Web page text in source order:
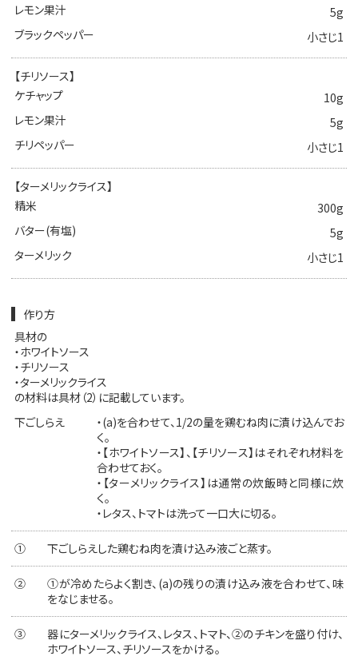
レモン果汁
5g
ブラックペッパー
小さじ1
【チリソース】
ケチャップ
10g
レモン果汁
5g
チリペッパー
小さじ1
【ターメリックライス】
精米
300g
バター(有塩)
5g
ターメリック
小さじ1
作り方
具材の
・ホワイトソース
・チリソース
・ターメリックライス
の材料は具材（2）に記載しています。
下ごしらえ
・(a)を合わせて、1/2の量を鶏むね肉に漬け込んでお
く。
・【ホワイトソース】、【チリソース】はそれぞれ材料を
合わせておく。
・【ターメリックライス】は通常の炊飯時と同様に炊
く。
・レタス、トマトは洗って一口大に切る。
① 下ごしらえした鶏むね肉を漬け込み液ごと蒸す。
②
①が冷めたらよく割き、(a)の残りの漬け込み液を合わせて、味
をなじませる。
③
器にターメリックライス、レタス、トマト、②のチキンを盛り付け、
ホワイトソース、チリソースをかける。